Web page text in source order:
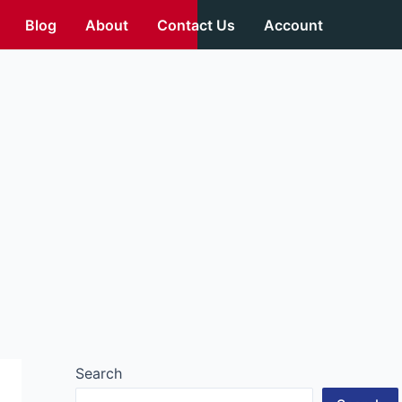
Blog About Contact Us Account
Search